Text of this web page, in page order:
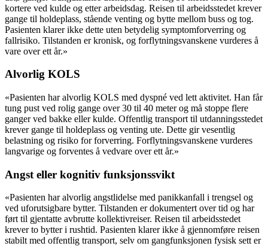
kortere ved kulde og etter arbeidsdag. Reisen til arbeidsstedet krever
gange til holdeplass, stående venting og bytte mellom buss og tog.
Pasienten klarer ikke dette uten betydelig symptomforverring og
fallrisiko. Tilstanden er kronisk, og forflytningsvanskene vurderes å
vare over ett år.»
Alvorlig KOLS
«Pasienten har alvorlig KOLS med dyspné ved lett aktivitet. Han får
tung pust ved rolig gange over 30 til 40 meter og må stoppe flere
ganger ved bakke eller kulde. Offentlig transport til utdanningsstedet
krever gange til holdeplass og venting ute. Dette gir vesentlig
belastning og risiko for forverring. Forflytningsvanskene vurderes
langvarige og forventes å vedvare over ett år.»
Angst eller kognitiv funksjonssvikt
«Pasienten har alvorlig angstlidelse med panikkanfall i trengsel og
ved uforutsigbare bytter. Tilstanden er dokumentert over tid og har
ført til gjentatte avbrutte kollektivreiser. Reisen til arbeidsstedet
krever to bytter i rushtid. Pasienten klarer ikke å gjennomføre reisen
stabilt med offentlig transport, selv om gangfunksjonen fysisk sett er